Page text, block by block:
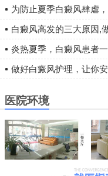
为防止夏季白癜风肆虐
白癜风高发的三大原因,
炎热夏季，白癜风患者
做好白癜风护理，让你
医院环境